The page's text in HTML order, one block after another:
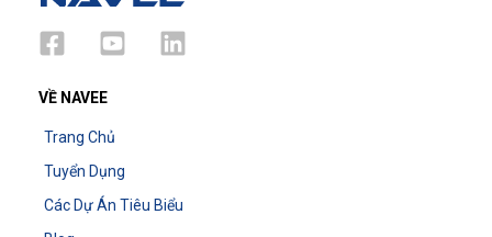
VỀ NAVEE
Trang Chủ
Tuyển Dụng
Các Dự Án Tiêu Biểu